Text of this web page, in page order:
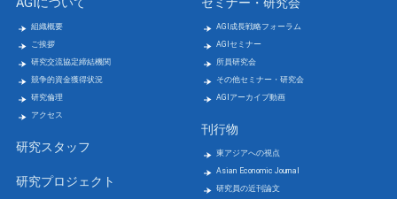
AGIについて
組織概要
ご挨拶
研究交流協定締結機関
競争的資金獲得状況
研究倫理
アクセス
研究スタッフ
研究プロジェクト
セミナー・研究会
AGI成長戦略フォーラム
AGIセミナー
所員研究会
その他セミナー・研究会
AGIアーカイブ動画
刊行物
東アジアへの視点
Asian Economic Journal
研究員の近刊論文